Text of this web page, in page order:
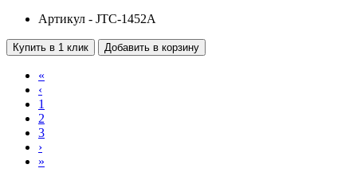
Артикул - JTC-1452A
Купить в 1 клик Добавить в корзину
«
‹
1
2
3
›
»